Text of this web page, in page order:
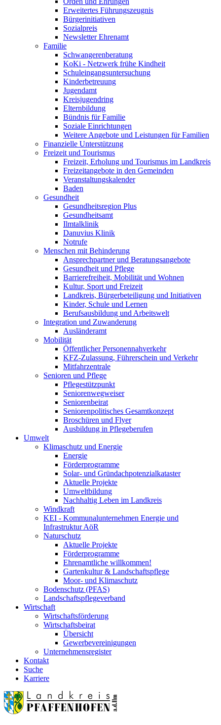
Erweitertes Führungszeugnis
Bürgerinitiativen
Sozialpreis
Newsletter Ehrenamt
Familie
Schwangerenberatung
KoKi - Netzwerk frühe Kindheit
Schuleingangsuntersuchung
Kinderbetreuung
Jugendamt
Kreisjugendring
Elternbildung
Bündnis für Familie
Soziale Einrichtungen
Weitere Angebote und Leistungen für Familien
Finanzielle Unterstützung
Freizeit und Tourismus
Freizeit, Erholung und Tourismus im Landkreis
Freizeitangebote in den Gemeinden
Veranstaltungskalender
Baden
Gesundheit
Gesundheitsregion Plus
Gesundheitsamt
Ilmtalklinik
Danuvius Klinik
Notrufe
Menschen mit Behinderung
Ansprechpartner und Beratungsangebote
Gesundheit und Pflege
Barrierefreiheit, Mobilität und Wohnen
Kultur, Sport und Freizeit
Landkreis, Bürgerbeteiligung und Initiativen
Kinder, Schule und Lernen
Berufsausbildung und Arbeitswelt
Integration und Zuwanderung
Ausländeramt
Mobilität
Öffentlicher Personennahverkehr
KFZ-Zulassung, Führerschein und Verkehr
Mitfahrzentrale
Senioren und Pflege
Pflegestützpunkt
Seniorenwegweiser
Seniorenbeirat
Seniorenpolitisches Gesamtkonzept
Broschüren und Flyer
Ausbildung in Pflegeberufen
Umwelt
Klimaschutz und Energie
Energie
Förderprogramme
Solar- und Gründachpotenzialkataster
Aktuelle Projekte
Umweltbildung
Nachhaltig Leben im Landkreis
Windkraft
KEI - Kommunalunternehmen Energie und
Infrastruktur AöR
Naturschutz
Aktuelle Projekte
Förderprogramme
Ehrenamtliche willkommen!
Gartenkultur & Landschaftspflege
Moor- und Klimaschutz
Bodenschutz (PFAS)
Landschaftspflegeverband
Wirtschaft
Wirtschaftsförderung
Wirtschaftsbeirat
Übersicht
Gewerbevereinigungen
Unternehmensregister
Kontakt
Suche
Karriere